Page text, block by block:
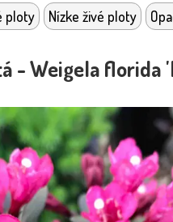
ploty Nízke živé ploty
- Weigela